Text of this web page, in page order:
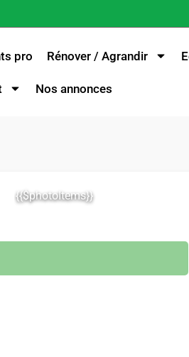
pro Rénover / Agrandir
Nos annonces
{{$photoItems}}